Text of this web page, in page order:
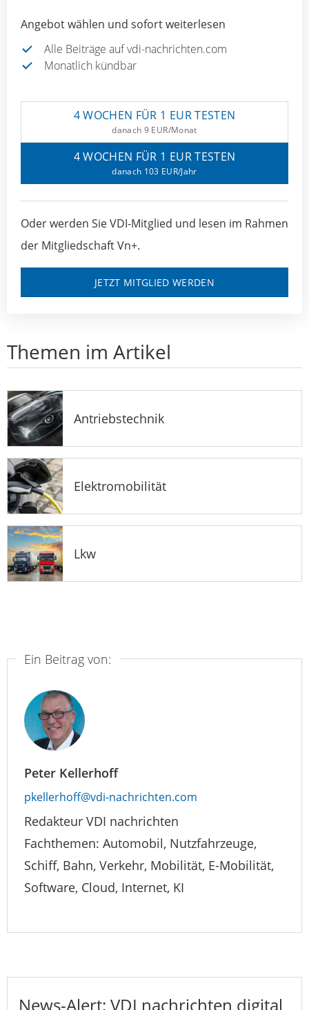
Angebot wählen und sofort weiterlesen
Alle Beiträge auf vdi-nachrichten.com
Monatlich kündbar
4 WOCHEN FÜR 1 EUR TESTEN
danach 9 EUR/Monat
4 WOCHEN FÜR 1 EUR TESTEN
danach 103 EUR/Jahr
Oder werden Sie VDI-Mitglied und lesen im Rahmen
der Mitgliedschaft Vn+.
JETZT MITGLIED WERDEN
Themen im Artikel
Antriebstechnik
Elektromobilität
Lkw
Ein Beitrag von:
Peter Kellerhoff
pkellerhoff@vdi-nachrichten.com
Redakteur VDI nachrichten
Fachthemen: Automobil, Nutzfahrzeuge,
Schiff, Bahn, Verkehr, Mobilität, E-Mobilität,
Software, Cloud, Internet, KI
News-Alert: VDI nachrichten digital